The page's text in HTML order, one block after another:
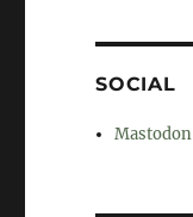
SOCIAL
Mastodon